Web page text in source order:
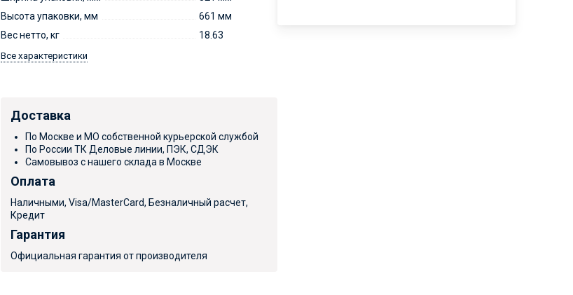
Высота упаковки, мм
661 мм
Вес нетто, кг
18.63
Все характеристики
Доставка
По Москве и МО собственной курьерской службой
По России ТК Деловые линии, ПЭК, СДЭК
Самовывоз с нашего склада в Москве
Оплата
Наличными, Visa/MasterCard, Безналичный расчет,
Кредит
Гарантия
Официальная гарантия от производителя